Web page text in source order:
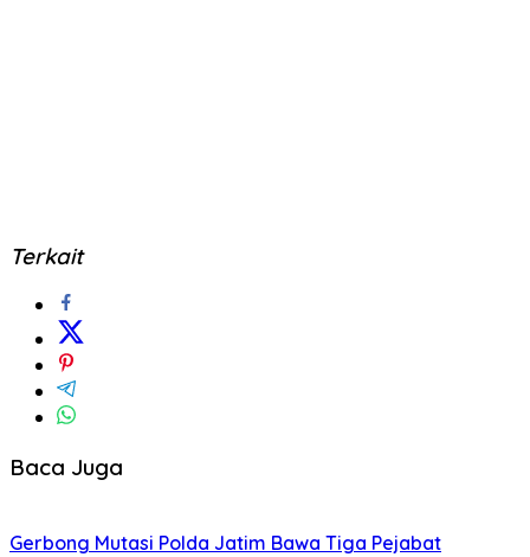
Terkait
Baca Juga
Gerbong Mutasi Polda Jatim Bawa Tiga Pejabat